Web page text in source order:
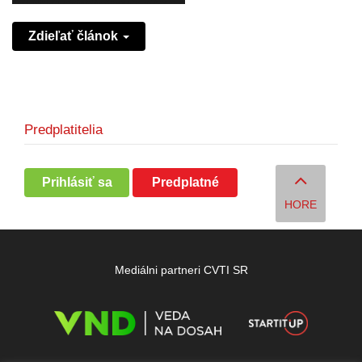
Zdieľať článok
Predplatitelia
Prihlásiť sa Predplatné
HORE
Mediálni partneri CVTI SR